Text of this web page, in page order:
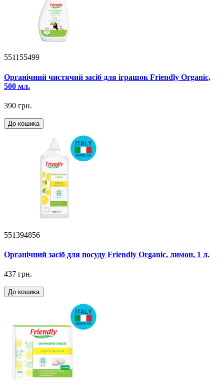
551155499
Органічний чистячий засіб для іграшок Friendly Organic,
500 мл.
390 грн.
До кошика
551394856
Органічний засіб для посуду Friendly Organic, лимон, 1 л.
437 грн.
До кошика